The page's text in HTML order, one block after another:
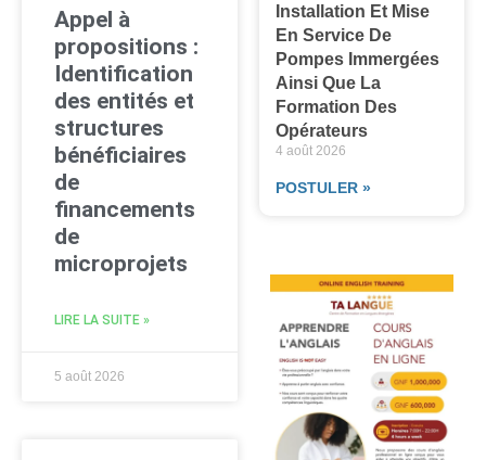
Appel à
propositions :
Identification
des entités et
structures
bénéficiaires
de
financements
de
microprojets
LIRE LA SUITE »
5 août 2026
Installation Et Mise
En Service De
Pompes Immergées
Ainsi Que La
Formation Des
Opérateurs
4 août 2026
POSTULER »